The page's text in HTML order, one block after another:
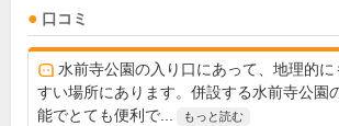
口コミ
水前寺公園の入り口にあって、地理的
すい場所にあります。併設する水前寺公園
能でとても便利で...
もっと読む